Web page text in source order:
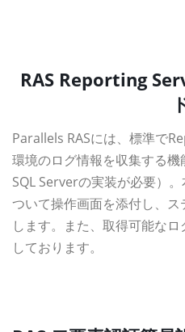
RAS Reporting
Parallels RASには、標準で
環境のログ情報を収集する機
SQL Serverの実装が必要）
ついて操作画面を添付し、
します。また、取得可能な
しております。